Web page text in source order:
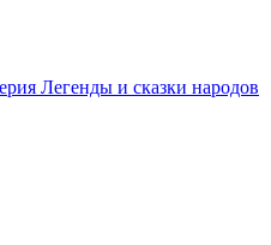
Легенды и сказки народов